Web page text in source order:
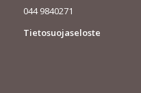
044 9840271
Tietosuojaseloste